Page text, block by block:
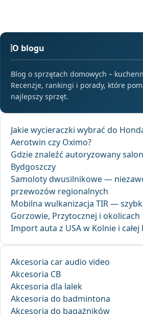
O blogu
Blog o sprzętach domowych –
Recenzje, rankingi i porady, które
najlepszy sprzęt.
Jakie wycieraczki wybrać do
Aerotwin czy Oximo?
Gdzie znaleźć autoryzowany
Bydgoszczy
Samoloty dwusilnikowe —
przewozów regionalnych
Mobilna wulkanizacja TIR —
Gorzowie, Przytocznej i okolicach
Import auta z USA w Kolnie i całej
Akcesoria car audio video
Akcesoria CB
Akcesoria dla lalek
Akcesoria do badmintona
Akcesoria do bagażników